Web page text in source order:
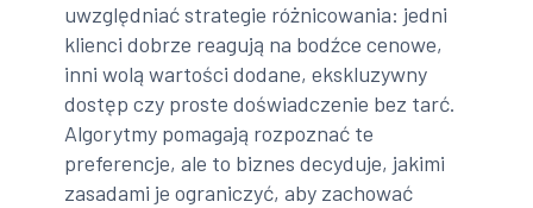
uwzględniać strategie różnicowania: jedni
klienci dobrze reagują na bodźce cenowe,
inni wolą wartości dodane, ekskluzywny
dostęp czy proste doświadczenie bez tarć.
Algorytmy pomagają rozpoznać te
preferencje, ale to biznes decyduje, jakimi
zasadami je ograniczyć, aby zachować